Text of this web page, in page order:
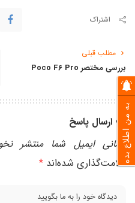
اشتراک
مطلب قبلی
بررسی مختصر Poco F6 Pro
ارسال پاسخ
نشانی ایمیل شما منتشر
علامت‌گذاری شده‌اند * به من اطلاع بده